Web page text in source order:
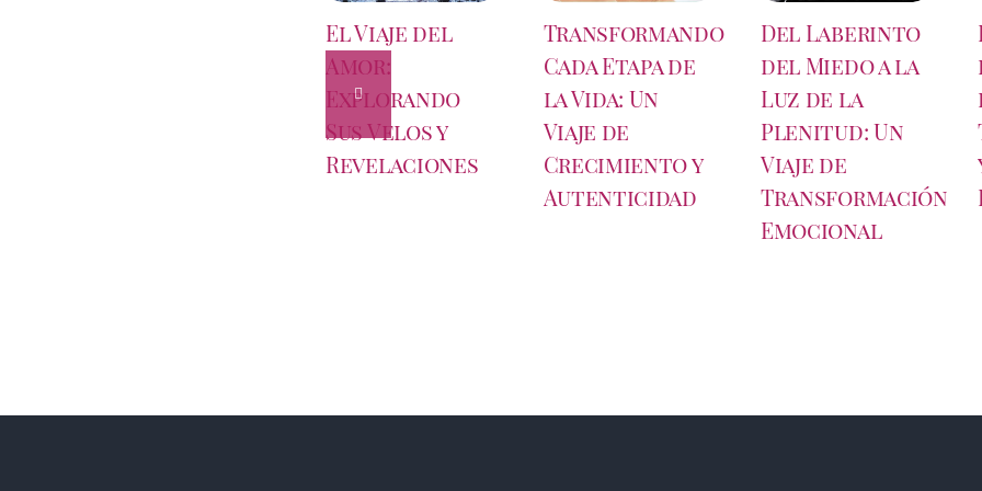
El Viaje del
Amor:
Explorando
Sus Velos y
Revelaciones
Transformando
Cada Etapa de
la Vida: Un
Viaje de
Crecimiento y
Autenticidad
Del Laberinto
del Miedo a la
Luz de la
Plenitud: Un
Viaje de
Transformación
Emocional